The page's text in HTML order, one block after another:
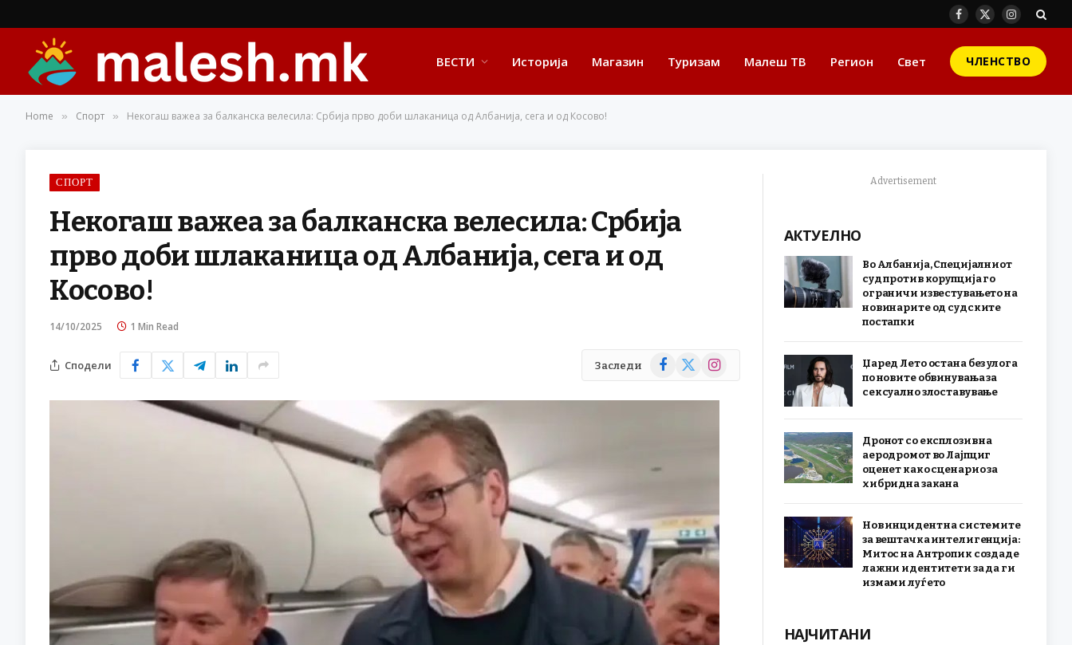
Facebook
X
Instagram
ВЕСТИ Историја Магазин Туризам Малеш ТВ Регион Свет ЧЛЕНСТВО
Home » Спорт » Некогаш важеа за балканска велесила: Србија прво доби шлаканица од Албанија, сега и од Косово!
СПОРТ
Некогаш важеа за балканска велесила: Србија
прво доби шлаканица од Албанија, сега и од
Косово!
14/10/2025 1 Min Read
Сподели Заследи Facebook
X
Instagram
Advertisement
АКТУЕЛНО
Во Албанија, Специјалниот
суд против корупција го
ограничи известувањето на
новинарите од судските
постапки
Џаред Лето остана без улога
по новите обвинувања за
сексуално злоставување
Дронот со експлозив на
аеродромот во Лајпциг
оценет како сценарио за
хибридна закана
Нов инцидент на системите
за вештачка интелигенција:
Митос на Антропик создаде
лажни идентитети за да ги
измами луѓето
НАЈЧИТАНИ